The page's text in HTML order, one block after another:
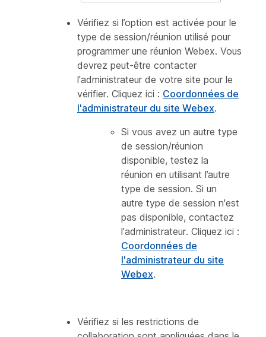
Vérifiez si l’option est activée pour le
type de session/réunion utilisé pour
programmer une réunion Webex. Vous
devrez peut-être contacter
l'administrateur de votre site pour le
vérifier. Cliquez ici : Coordonnées de
l'administrateur du site Webex.
Si vous avez un autre type
de session/réunion
disponible, testez la
réunion en utilisant l’autre
type de session. Si un
autre type de session n'est
pas disponible, contactez
l'administrateur. Cliquez ici :
Coordonnées de
l'administrateur du site
Webex.
Vérifiez si les restrictions de